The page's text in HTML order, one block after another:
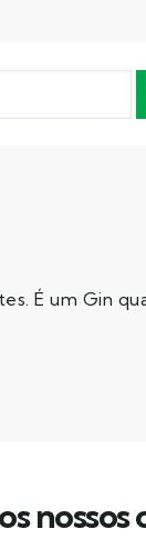
É um Gin
nossos